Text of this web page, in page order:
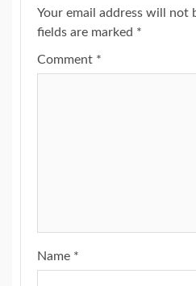
Your email address will not
fields are marked *
Comment *
Name *